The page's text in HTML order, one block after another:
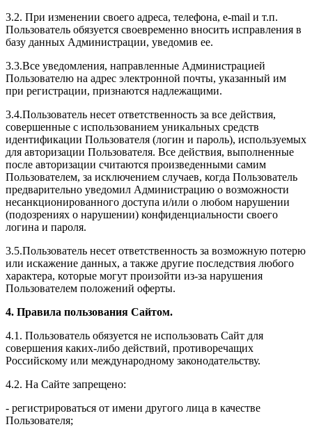
3.2. При изменении своего адреса, телефона, e-mail и т.п.
Пользователь обязуется своевременно вносить исправления в
базу данных Администрации, уведомив ее.
3.3.Все уведомления, направленные Администрацией
Пользователю на адрес электронной почты, указанный им
при регистрации, признаются надлежащими.
3.4.Пользователь несет ответственность за все действия,
совершенные с использованием уникальных средств
идентификации Пользователя (логин и пароль), используемых
для авторизации Пользователя. Все действия, выполненные
после авторизации считаются произведенными самим
Пользователем, за исключением случаев, когда Пользователь
предварительно уведомил Администрацию о возможности
несанкционированного доступа и/или о любом нарушении
(подозрениях о нарушении) конфиденциальности своего
логина и пароля.
3.5.Пользователь несет ответственность за возможную потерю
или искажение данных, а также другие последствия любого
характера, которые могут произойти из-за нарушения
Пользователем положений оферты.
4. Правила пользования Сайтом.
4.1. Пользователь обязуется не использовать Сайт для
совершения каких-либо действий, противоречащих
Российскому или международному законодательству.
4.2. На Сайте запрещено:
- регистрироваться от имени другого лица в качестве
Пользователя;